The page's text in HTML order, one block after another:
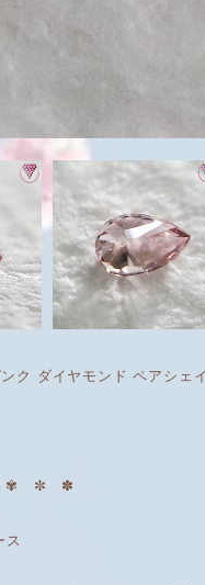
ダイヤモンド ペアシェ
✿ ✾ ✼ ✽
ス